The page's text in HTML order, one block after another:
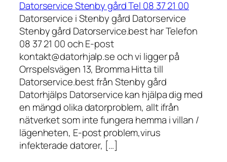
Datorservice Stenby gård Tel 08 37 21 00
Datorservice i Stenby gård Datorservice
Stenby gård Datorservice.best har Telefon
08 37 21 00 och E-post
kontakt@datorhjalp.se och vi ligger på
Orrspelsvägen 13, Bromma Hitta till
Datorservice.best från Stenby gård
Datorhjälps Datorservice kan hjälpa dig med
en mängd olika datorproblem, allt ifrån
nätverket som inte fungera hemma i villan /
lägenheten, E-post problem,virus
infekterade datorer, […]